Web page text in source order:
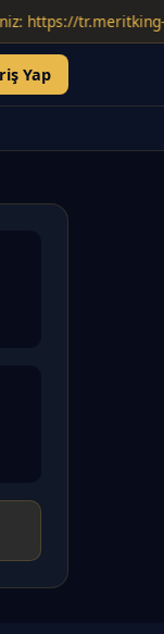
tr.meritking-
Yap